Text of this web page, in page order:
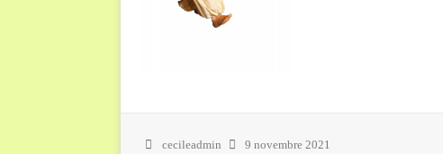
cecileadmin 9 novembre 2021